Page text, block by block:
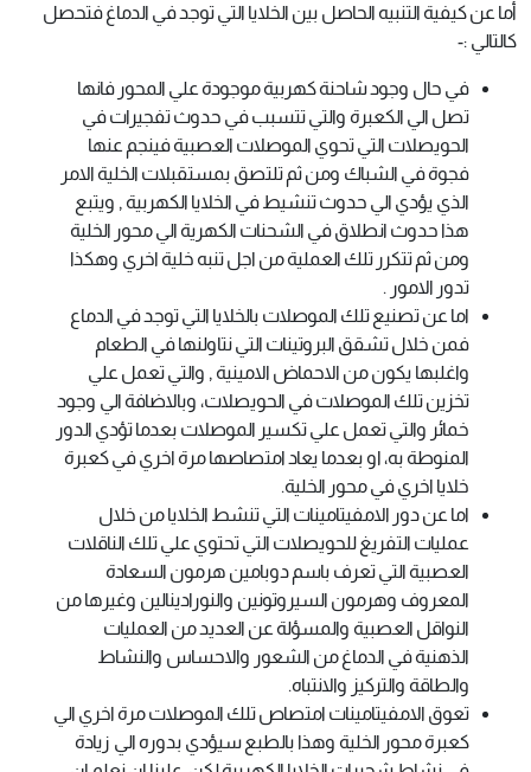
أما عن كيفية التنبيه الحاصل بين الخلايا التي توجد في الدماغ فتحصل
كالتالي :-
في حال وجود شاحنة كهربية موجودة علي المحور فانها
تصل الي الكعبرة والتي تتسبب في حدوث تفجيرات في
الحويصلات التي تحوي الموصلات العصبية فينجم عنها
فجوة في الشباك ومن ثم تلتصق بمستقبلات الخلية الامر
الذي يؤدي الي حدوث تنشيط في الخلايا الكهربية , ويتبع
هذا حدوث انطلاق في الشحنات الكهرية الي محور الخلية
ومن ثم تتكرر تلك العملية من اجل تنبه خلية اخري وهكذا
تدور الامور .
اما عن تصنيع تلك الموصلات بالخلايا التي توجد في الدماع
فمن خلال تشقق البروتينات التي نتاولنها في الطعام
واغلبها يكون من الاحماض الامينية , والتي تعمل علي
تخزين تلك الموصلات في الحويصلات، وبالاضافة الي وجود
خمائر والتي تعمل علي تكسير الموصلات بعدما تؤدي الدور
المنوطة به، او بعدما يعاد امتصاصها مرة اخري في كعبرة
خلايا اخري في محور الخلية.
اما عن دور الامفيتامينات التي تنشط الخلايا من خلال
عمليات التفريغ للحويصلات التي تحتوي علي تلك الناقلات
العصبية التي تعرف باسم دوبامين هرمون السعادة
المعروف وهرمون السيروتونين والنورادينالين وغيرها من
النواقل العصبية والمسؤلة عن العديد من العمليات
الذهنية في الدماغ من الشعور والاحساس والنشاط
والطاقة والتركيز والانتباه.
تعوق الامفيتامينات امتصاص تلك الموصلات مرة اخري الي
كعبرة محور الخلية وهذا بالطبع سيؤدي بدوره الي زيادة